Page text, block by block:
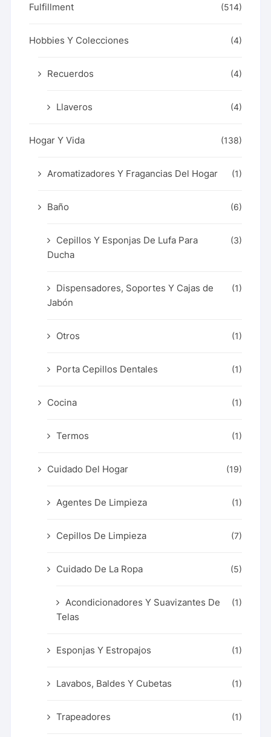
Fulfillment (514)
Hobbies Y Colecciones (4)
Recuerdos (4)
Llaveros (4)
Hogar Y Vida (138)
Aromatizadores Y Fragancias Del Hogar (1)
Baño (6)
Cepillos Y Esponjas De Lufa Para
Ducha
(3)
Dispensadores, Soportes Y Cajas de
Jabón
(1)
Otros (1)
Porta Cepillos Dentales (1)
Cocina (1)
Termos (1)
Cuidado Del Hogar (19)
Agentes De Limpieza (1)
Cepillos De Limpieza (7)
Cuidado De La Ropa (5)
Acondicionadores Y Suavizantes De
Telas
(1)
Esponjas Y Estropajos (1)
Lavabos, Baldes Y Cubetas (1)
Trapeadores (1)